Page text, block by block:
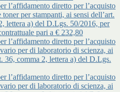
l’affidamento diretto per l’acquisto
toner per stampanti, ai sensi dell’art.
lettera a) del D.Lgs. 50/2016, per
pari a € 232,80
l’affidamento diretto per l’acquisto
per di laboratorio di scienza, ai
36, comma 2, lettera a) del D.Lgs.
l’affidamento diretto per l’acquisto
per di laboratorio di scienza, ai